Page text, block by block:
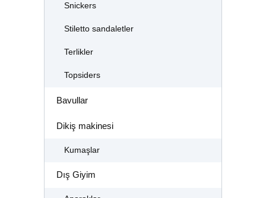
Snickers
Stiletto sandaletler
Terlikler
Topsiders
Bavullar
Dikiş makinesi
Kumaşlar
Dış Giyim